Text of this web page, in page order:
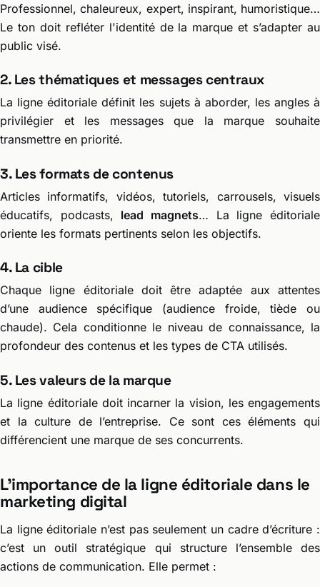
Professionnel, chaleureux, expert, inspirant, humoristique…
Le ton doit refléter l'identité de la marque et s’adapter au
public visé.
2. Les thématiques et messages centraux
La ligne éditoriale définit les sujets à aborder, les angles à
privilégier et les messages que la marque souhaite
transmettre en priorité.
3. Les formats de contenus
Articles informatifs, vidéos, tutoriels, carrousels, visuels
éducatifs, podcasts, lead magnets… La ligne éditoriale
oriente les formats pertinents selon les objectifs.
4. La cible
Chaque ligne éditoriale doit être adaptée aux attentes
d’une audience spécifique (audience froide, tiède ou
chaude). Cela conditionne le niveau de connaissance, la
profondeur des contenus et les types de CTA utilisés.
5. Les valeurs de la marque
La ligne éditoriale doit incarner la vision, les engagements
et la culture de l’entreprise. Ce sont ces éléments qui
différencient une marque de ses concurrents.
L’importance de la ligne éditoriale dans le
marketing digital
La ligne éditoriale n’est pas seulement un cadre d’écriture :
c’est un outil stratégique qui structure l’ensemble des
actions de communication. Elle permet :